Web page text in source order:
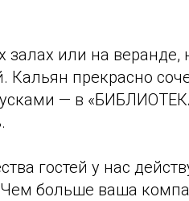
залах или на веранде,
прекрасно
— в
гостей у нас
больше ваша